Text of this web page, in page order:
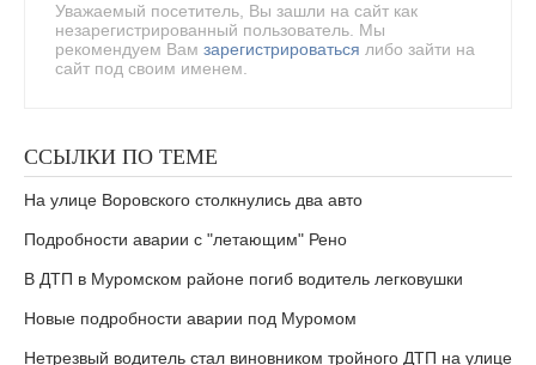
Уважаемый посетитель, Вы зашли на сайт как
незарегистрированный пользователь. Мы
рекомендуем Вам зарегистрироваться либо зайти на
сайт под своим именем.
ССЫЛКИ ПО ТЕМЕ
На улице Воровского столкнулись два авто
Подробности аварии с "летающим" Рено
В ДТП в Муромском районе погиб водитель легковушки
Новые подробности аварии под Муромом
Нетрезвый водитель стал виновником тройного ДТП на улице